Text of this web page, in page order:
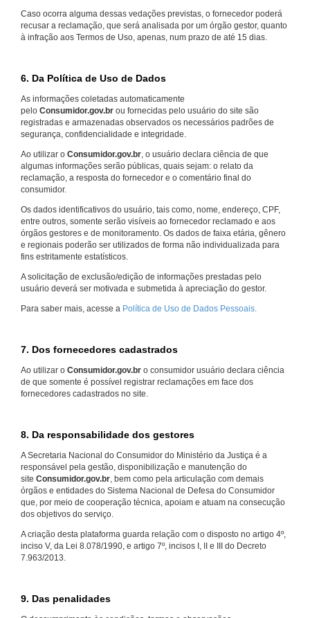
Caso ocorra alguma dessas vedações previstas, o fornecedor poderá
recusar a reclamação, que será analisada por um órgão gestor, quanto
à infração aos Termos de Uso, apenas, num prazo de até 15 dias.
6. Da Política de Uso de Dados
As informações coletadas automaticamente
pelo Consumidor.gov.br ou fornecidas pelo usuário do site são
registradas e armazenadas observados os necessários padrões de
segurança, confidencialidade e integridade.
Ao utilizar o Consumidor.gov.br , o usuário declara ciência de que
algumas informações serão públicas, quais sejam: o relato da
reclamação, a resposta do fornecedor e o comentário final do
consumidor.
Os dados identificativos do usuário, tais como, nome, endereço, CPF,
entre outros, somente serão visíveis ao fornecedor reclamado e aos
órgãos gestores e de monitoramento. Os dados de faixa etária, gênero
e regionais poderão ser utilizados de forma não individualizada para
fins estritamente estatísticos.
A solicitação de exclusão/edição de informações prestadas pelo
usuário deverá ser motivada e submetida à apreciação do gestor.
Para saber mais, acesse a Política de Uso de Dados Pessoais.
7. Dos fornecedores cadastrados
Ao utilizar o Consumidor.gov.br o consumidor usuário declara ciência
de que somente é possível registrar reclamações em face dos
fornecedores cadastrados no site.
8. Da responsabilidade dos gestores
A Secretaria Nacional do Consumidor do Ministério da Justiça é a
responsável pela gestão, disponibilização e manutenção do
site Consumidor.gov.br, bem como pela articulação com demais
órgãos e entidades do Sistema Nacional de Defesa do Consumidor
que, por meio de cooperação técnica, apoiam e atuam na consecução
dos objetivos do serviço.
A criação desta plataforma guarda relação com o disposto no artigo 4º,
inciso V, da Lei 8.078/1990, e artigo 7º, incisos I, II e III do Decreto
7.963/2013.
9. Das penalidades